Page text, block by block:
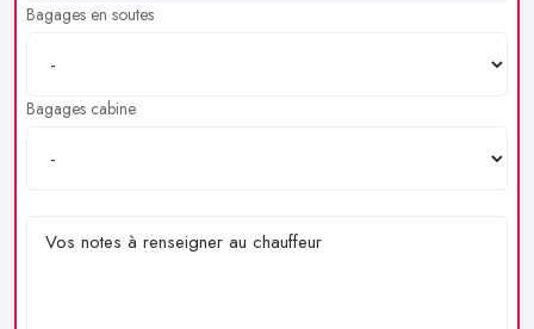
Bagages en soutes
Bagages cabine